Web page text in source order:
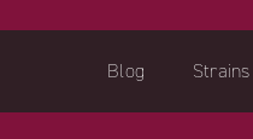
Blog Strains